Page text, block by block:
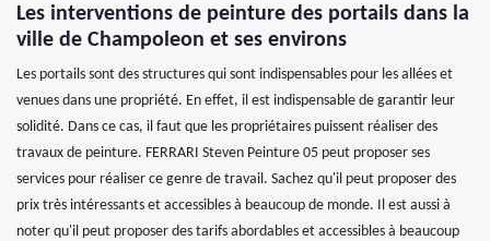
Les interventions de peinture des portails dans la
ville de Champoleon et ses environs
Les portails sont des structures qui sont indispensables pour les allées et
venues dans une propriété. En effet, il est indispensable de garantir leur
solidité. Dans ce cas, il faut que les propriétaires puissent réaliser des
travaux de peinture. FERRARI Steven Peinture 05 peut proposer ses
services pour réaliser ce genre de travail. Sachez qu'il peut proposer des
prix très intéressants et accessibles à beaucoup de monde. Il est aussi à
noter qu'il peut proposer des tarifs abordables et accessibles à beaucoup